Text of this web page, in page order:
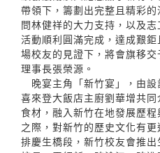
帶領下，籌劃出完整且精彩
問林健祥的大力支持，以及
活動順利圓滿完成，達成艱
場校友的見證下，將會旗移
理事長張榮源。
晚宴主角「新竹宴」，由
喜來登大飯店主廚劉華增共
食材，融入新竹在地發展歷
之際，對新竹的歷史文化有
排慶生橋段，新竹校友會推